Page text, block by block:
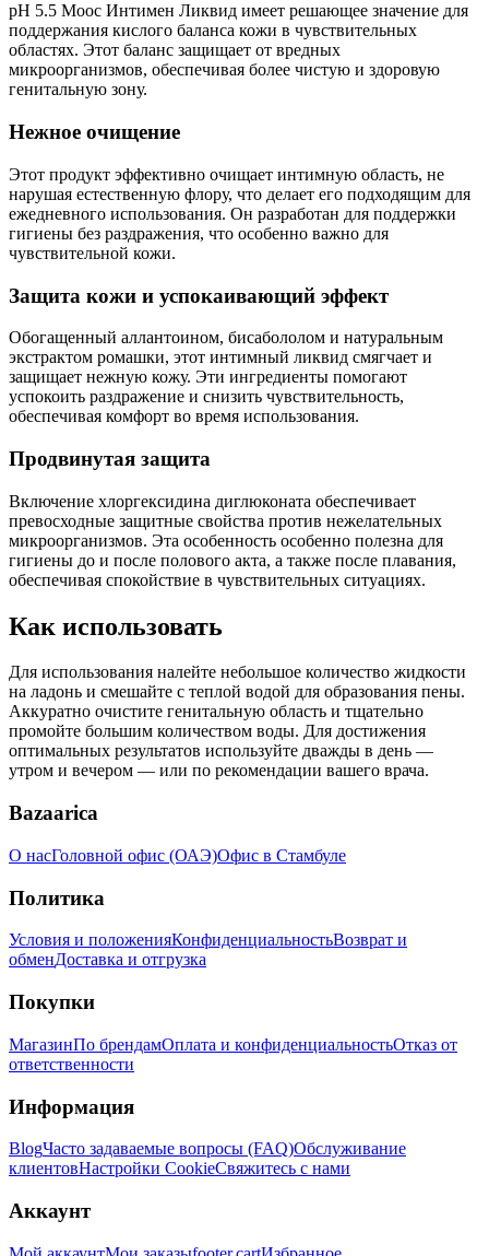
pH 5.5 Моос Интимен Ликвид имеет решающее значение для
поддержания кислого баланса кожи в чувствительных
областях. Этот баланс защищает от вредных
микроорганизмов, обеспечивая более чистую и здоровую
генитальную зону.
Нежное очищение
Этот продукт эффективно очищает интимную область, не
нарушая естественную флору, что делает его подходящим для
ежедневного использования. Он разработан для поддержки
гигиены без раздражения, что особенно важно для
чувствительной кожи.
Защита кожи и успокаивающий эффект
Обогащенный аллантоином, бисабололом и натуральным
экстрактом ромашки, этот интимный ликвид смягчает и
защищает нежную кожу. Эти ингредиенты помогают
успокоить раздражение и снизить чувствительность,
обеспечивая комфорт во время использования.
Продвинутая защита
Включение хлоргексидина диглюконата обеспечивает
превосходные защитные свойства против нежелательных
микроорганизмов. Эта особенность особенно полезна для
гигиены до и после полового акта, а также после плавания,
обеспечивая спокойствие в чувствительных ситуациях.
Как использовать
Для использования налейте небольшое количество жидкости
на ладонь и смешайте с теплой водой для образования пены.
Аккуратно очистите генитальную область и тщательно
промойте большим количеством воды. Для достижения
оптимальных результатов используйте дважды в день —
утром и вечером — или по рекомендации вашего врача.
Bazaarica
О насГоловной офис (ОАЭ)Офис в Стамбуле
Политика
Условия и положенияКонфиденциальностьВозврат и
обменДоставка и отгрузка
Покупки
МагазинПо брендамОплата и конфиденциальностьОтказ от
ответственности
Информация
BlogЧасто задаваемые вопросы (FAQ)Обслуживание
клиентовНастройки CookieСвяжитесь с нами
Аккаунт